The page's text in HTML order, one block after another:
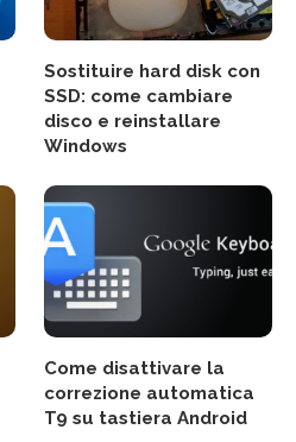
Sostituire hard disk con
SSD: come cambiare
disco e reinstallare
Windows
Come disattivare la
correzione automatica
T9 su tastiera Android